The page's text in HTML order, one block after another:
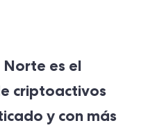
es el
criptoactivos
y con más